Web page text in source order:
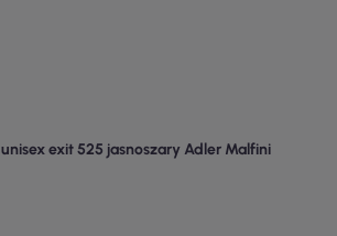
exit 525 jasnoszary Adler Malfini